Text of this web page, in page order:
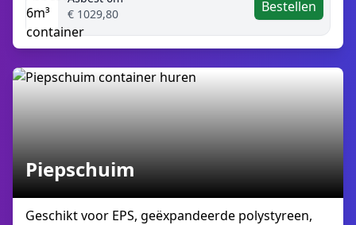
€ 1029,80
Bestellen
Piepschuim
Geschikt voor EPS, geëxpandeerde polystyreen,